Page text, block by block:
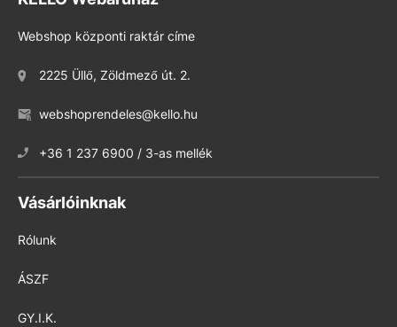
Webshop központi raktár címe
2225 Üllő, Zöldmező út. 2.
webshoprendeles@kello.hu
+36 1 237 6900 / 3-as mellék
Vásárlóinknak
Rólunk
ÁSZF
GY.I.K.